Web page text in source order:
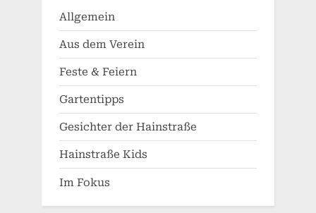
Allgemein
Aus dem Verein
Feste & Feiern
Gartentipps
Gesichter der Hainstraße
Hainstraße Kids
Im Fokus